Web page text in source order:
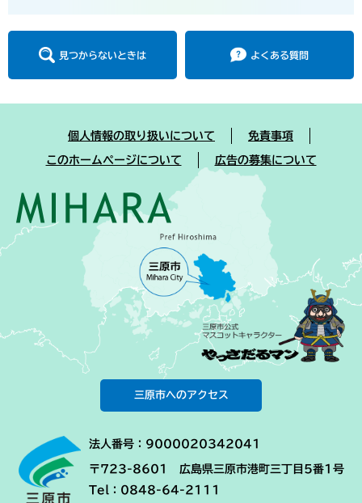
見つからないときは よくある質問
個人情報の取り扱いについて 免責事項
このホームページについて 広告の募集について
三原市へのアクセス
法人番号：9000020342041
〒723-8601 広島県三原市港町三丁目5番1号
Tel：0848-64-2111